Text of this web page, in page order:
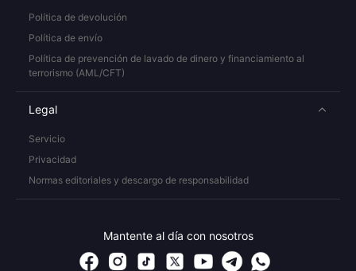
Política de devolución
Política de envío
Política de prevención de lavado de dinero y financiamiento al
terrorismo (AML/CFT)
Legal
Servicio
Privacidad
Normas editoriales y descargo de responsabilidad
Mantente al día con nosotros